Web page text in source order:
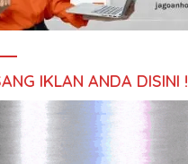
IKLAN ANDA DISINI !